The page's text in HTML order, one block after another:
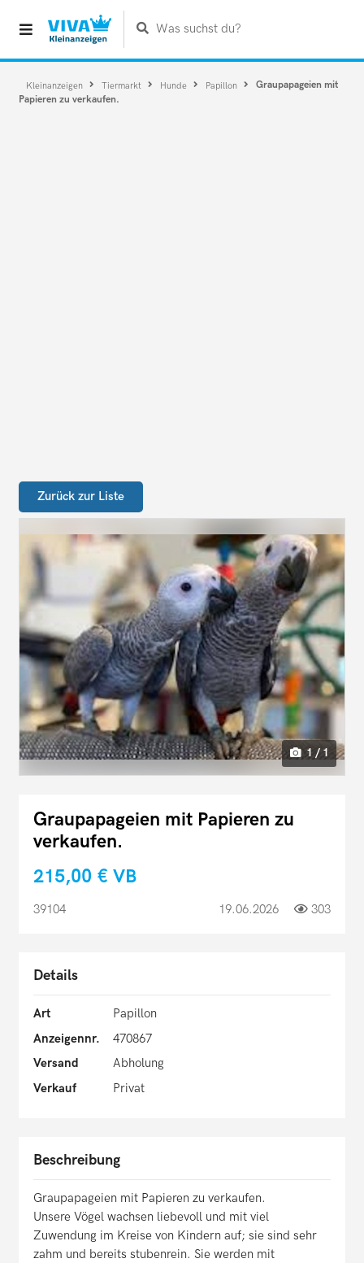
Was suchst du?
Kleinanzeigen Tiermarkt Hunde Papillon
Graupapageien mit
Papieren zu verkaufen.
Zurück zur Liste
1 / 1
Graupapageien mit Papieren zu
verkaufen.
215,00 € VB
39104 19.06.2026 303
Details
Art
Papillon
Anzeigennr.
470867
Versand
Abholung
Verkauf
Privat
Beschreibung
Graupapageien mit Papieren zu verkaufen.
Unsere Vögel wachsen liebevoll und mit viel
Zuwendung im Kreise von Kindern auf; sie sind sehr
zahm und bereits stubenrein. Sie werden mit